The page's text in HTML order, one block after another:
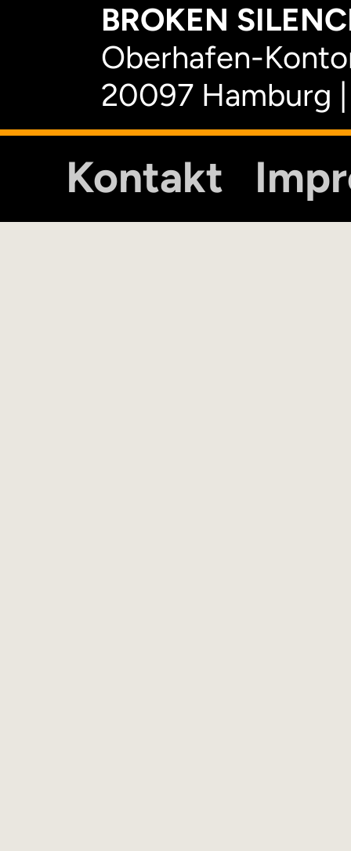
BROKEN
Oberhafen-
20097 Hamburg
Kontakt